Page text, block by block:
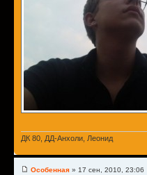
ДК 80, ДД-Анхоли, Леонид
Особенная » 17 сен, 2010, 23:06